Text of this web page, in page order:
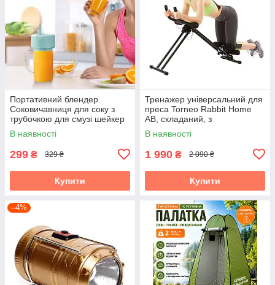
Портативний блендер
Соковичавниця для соку з
трубочкою для смузі шейкер
(RD-121)
В наявності
299 ₴ 329 ₴
Купити
Тренажер універсальний для
преса Torneo Rabbit Home
AB, складаний, з
регулюванням нахилу та
комп'ютером
В наявності
1 990 ₴ 2 090 ₴
Купити
–4%